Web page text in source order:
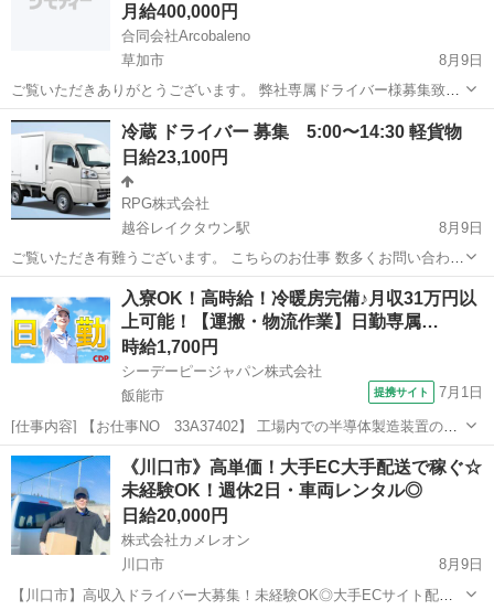
月給400,000円
合同会社Arcobaleno
草加市
8月9日
ご覧いただきありがとうございます。 弊社専属ドライバー様募集致し
ます。 契約時間 3：00～12：00 拘束時間9時間 実働 8時間
（休憩1時間） 直行直帰可 着車場所 東京都江東区新...
埼玉 草加市 ドライバー 貸出
冷蔵 ドライバー 募集 5:00〜14:30 軽貨物
日給23,100円
RPG株式会社
越谷レイクタウン駅
8月9日
ご覧いただき有難うございます。 こちらのお仕事 数多くお問い合わせ
いただいております。 現状ではあと（2名）の募集となっております
人数が集まり次第 こちらのお仕事は 受付終了となりますなでご了承く
ださい。 こちらは...
越谷レイクタウン駅 ドライバー 貨物
入寮OK！高時給！冷暖房完備♪月収31万円以
上可能！【運搬・物流作業】日勤専属…
時給1,700円
シーデーピージャパン株式会社
飯能市
提携サイト 7月1日
[仕事内容] 【お仕事NO 33A37402】 工場内での半導体製造装置の運
搬・物流作業 ■工場内物流・部品供給スタッフ■ 半導体装置を製造し
ている工場内で、 部材の仕分け・ピッキング・部品供給を行うお仕事
です！ 未経...
埼玉 飯能市 その他
《川口市》高単価！大手EC大手配送で稼ぐ☆
未経験OK！週休2日・車両レンタル◎
日給20,000円
株式会社カメレオン
川口市
8月9日
【川口市】高収入ドライバー大募集！未経験OK◎大手ECサイト配送